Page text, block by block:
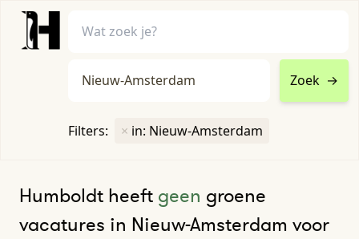
Zoek →
Filters: × in: Nieuw-Amsterdam
Humboldt heeft geen groene
vacatures in Nieuw-Amsterdam voor